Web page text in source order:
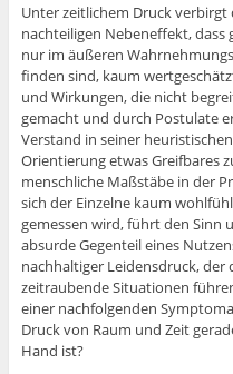
Unter zeitlichem Druck verbirgt
nachteiligen Nebeneffekt, dass
nur im äußeren
finden sind, kaum
und Wirkungen, die nicht
gemacht und durch Postulate
Verstand in seiner
Orientierung etwas Greifbares
menschliche Maßstäbe in der
sich der Einzelne kaum
gemessen wird, führt den Sinn
absurde Gegenteil eines
nachhaltiger Leidensdruck, der
zeitraubende Situationen
einer nachfolgenden
Druck von Raum und Zeit
Hand ist?